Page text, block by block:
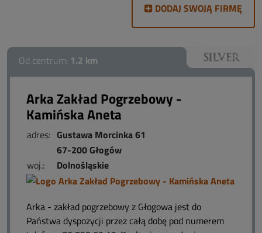
DODAJ SWOJĄ FIRMĘ
Od centrum: 1.2 km
Arka Zakład Pogrzebowy -
Kamińska Aneta
adres: Gustawa Morcinka 61
67-200 Głogów
woj.:
Dolnośląskie
Arka - zakład pogrzebowy z Głogowa jest do
Państwa dyspozycji przez całą dobę pod numerem